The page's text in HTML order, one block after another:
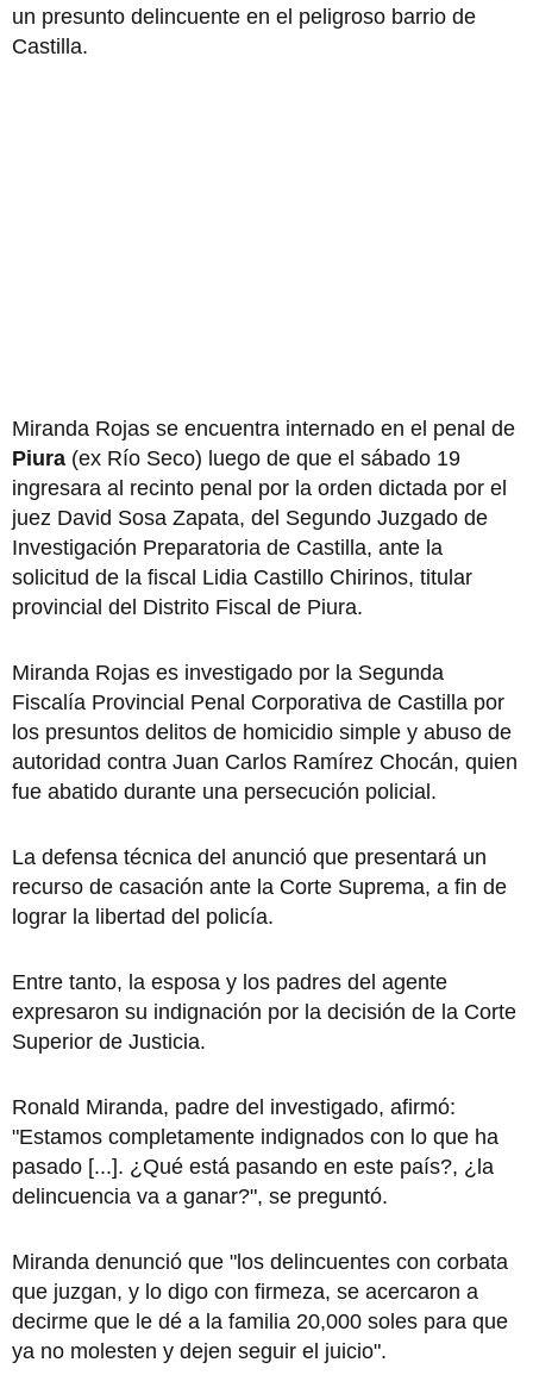
un presunto delincuente en el peligroso barrio de
Castilla.
Miranda Rojas se encuentra internado en el penal de
Piura (ex Río Seco) luego de que el sábado 19
ingresara al recinto penal por la orden dictada por el
juez David Sosa Zapata, del Segundo Juzgado de
Investigación Preparatoria de Castilla, ante la
solicitud de la fiscal Lidia Castillo Chirinos, titular
provincial del Distrito Fiscal de Piura.
Miranda Rojas es investigado por la Segunda
Fiscalía Provincial Penal Corporativa de Castilla por
los presuntos delitos de homicidio simple y abuso de
autoridad contra Juan Carlos Ramírez Chocán, quien
fue abatido durante una persecución policial.
La defensa técnica del anunció que presentará un
recurso de casación ante la Corte Suprema, a fin de
lograr la libertad del policía.
Entre tanto, la esposa y los padres del agente
expresaron su indignación por la decisión de la Corte
Superior de Justicia.
Ronald Miranda, padre del investigado, afirmó:
"Estamos completamente indignados con lo que ha
pasado [...]. ¿Qué está pasando en este país?, ¿la
delincuencia va a ganar?", se preguntó.
Miranda denunció que "los delincuentes con corbata
que juzgan, y lo digo con firmeza, se acercaron a
decirme que le dé a la familia 20,000 soles para que
ya no molesten y dejen seguir el juicio".